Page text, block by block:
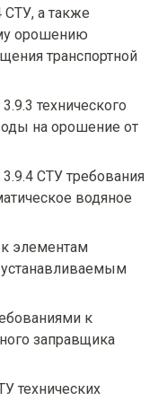
СТУ, а также
орошению
транспортной
технического
на орошение от
СТУ требования
водяное
элементам
к
заправщика
технических